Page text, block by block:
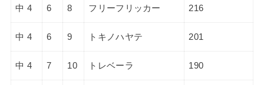
中 4 6 8 フリーフリッカー 216
中 4 6 9 トキノハヤテ 201
中 4 7 10 トレベーラ 190